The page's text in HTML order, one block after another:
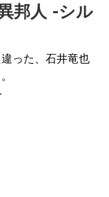
邦人 -シル
った、石井竜也